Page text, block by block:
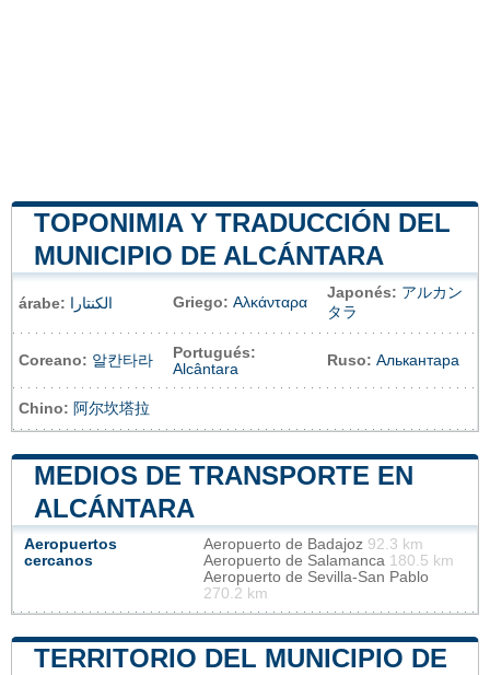
TOPONIMIA Y TRADUCCIÓN DEL
MUNICIPIO DE ALCÁNTARA
árabe: الكنتارا Griego: Αλκάνταρα
Japonés: アルカン
タラ
Coreano: 알칸타라
Portugués:
Alcântara
Ruso: Алькантара
Chino: 阿尔坎塔拉
MEDIOS DE TRANSPORTE EN
ALCÁNTARA
Aeropuertos
cercanos
Aeropuerto de Badajoz 92.3 km
Aeropuerto de Salamanca 180.5 km
Aeropuerto de Sevilla-San Pablo
270.2 km
TERRITORIO DEL MUNICIPIO DE